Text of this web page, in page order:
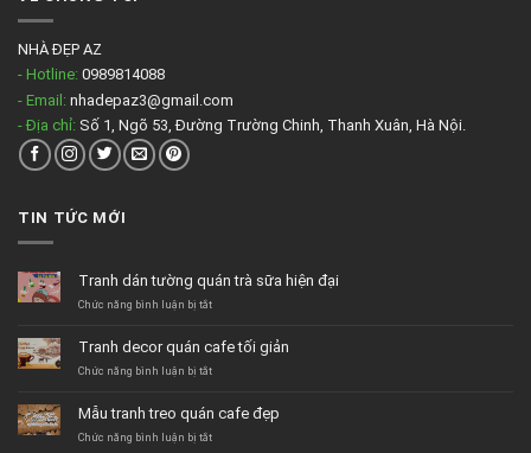
NHÀ ĐẸP AZ
- Hotline: 0989814088
- Email: nhadepaz3@gmail.com
- Địa chỉ: Số 1, Ngõ 53, Đường Trường Chinh, Thanh Xuân, Hà Nội.
TIN TỨC MỚI
Tranh dán tường quán trà sữa hiện đại
Chức năng bình luận bị tắtở
tường
quán
hiện
đại
Tranh decor quán cafe tối giản
Chức năng bình luận bị tắtở
quán
cafe
Mẫu tranh treo quán cafe đẹp
Chức năng bình luận bị tắtở